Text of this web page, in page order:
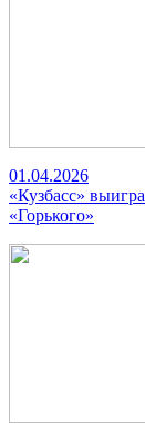
01.04.2026
«Кузбасс»
«Горького»